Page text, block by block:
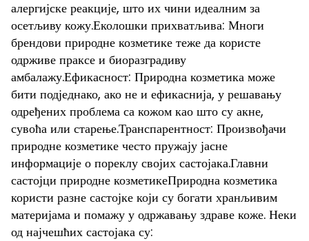
алергијске реакције, што их чини идеалним за
осетљиву кожу.Еколошки прихватљива: Многи
брендови природне козметике теже да користе
одрживе праксе и биоразградиву
амбалажу.Ефикасност: Природна козметика може
бити подједнако, ако не и ефикаснија, у решавању
одређених проблема са кожом као што су акне,
сувоћа или старење.Транспарентност: Произвођачи
природне козметике често пружају јасне
информације о пореклу својих састојака.Главни
састојци природне козметикеПриродна козметика
користи разне састојке који су богати хранљивим
материјама и помажу у одржавању здраве коже. Неки
од најчешћих састојака су: